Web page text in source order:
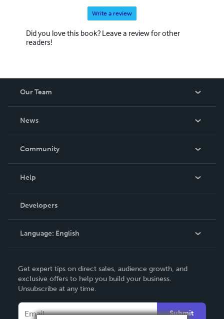
Write a review
Did you love this book? Leave a review for other
readers!
Our Team
News
In The News
Community
Podcast
Help
Order Lookup
Knowledge Base
Contact Support
Developers
Language: English
Deutsch
Français
Get expert tips on direct sales, audience growth, and
exclusive offers to help you build your business.
Unsubscribe at any time.
Submit